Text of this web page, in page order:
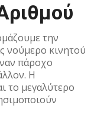
την
νούμερο κινητού
πάροχο
Η
το μεγαλύτερο